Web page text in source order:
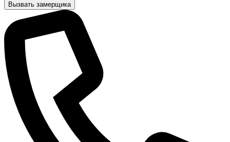
Вызвать замерщика